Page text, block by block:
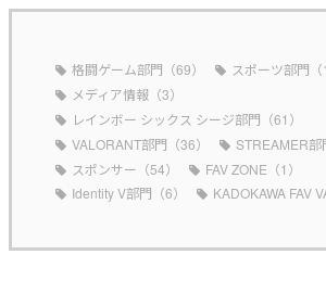
格闘ゲーム部門（69）
スポーツ部門（1
メディア情報（3）
レインボー シックス シージ部門（61）
VALORANT部門（36）
STREAMER部
スポンサー（54）
FAV ZONE（1）
Identity V部門（6）
KADOKAWA FAV